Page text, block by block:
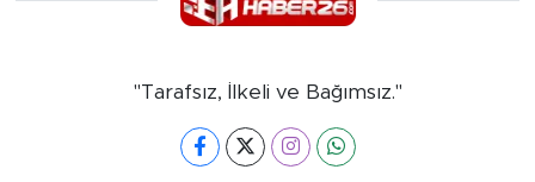
"Tarafsız, İlkeli ve Bağımsız."